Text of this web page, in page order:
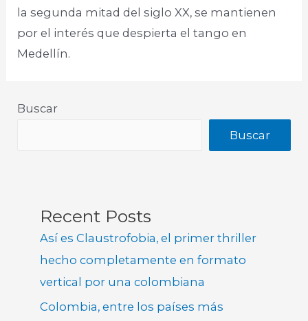
la segunda mitad del siglo XX, se mantienen
por el interés que despierta el tango en
Medellín.
Buscar
Buscar
Recent Posts
Así es Claustrofobia, el primer thriller
hecho completamente en formato
vertical por una colombiana
Colombia, entre los países más